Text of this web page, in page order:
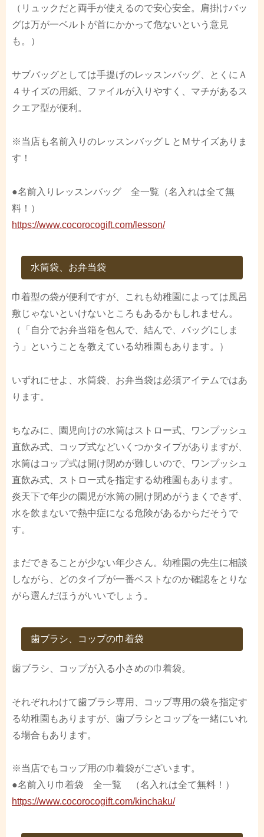
（リュックだと両手が使えるので安心安全。肩掛けバッ
グは万が一ベルトが首にかかって危ないという意見
も。）
サブバッグとしては手提げのレッスンバッグ、とくにＡ
４サイズの用紙、ファイルが入りやすく、マチがあるス
クエア型が便利。
※当店も名前入りのレッスンバッグＬとＭサイズありま
す！
●名前入りレッスンバッグ 全一覧（名入れは全て無
料！）
https://www.cocorocogift.com/lesson/
水筒袋、お弁当袋
巾着型の袋が便利ですが、これも幼稚園によっては風呂
敷じゃないといけないところもあるかもしれません。
（「自分でお弁当箱を包んで、結んで、バッグにしま
う」ということを教えている幼稚園もあります。）
いずれにせよ、水筒袋、お弁当袋は必須アイテムではあ
ります。
ちなみに、園児向けの水筒はストロー式、ワンプッシュ
直飲み式、コップ式などいくつかタイプがありますが、
水筒はコップ式は開け閉めが難しいので、ワンプッシュ
直飲み式、ストロー式を指定する幼稚園もあります。
炎天下で年少の園児が水筒の開け閉めがうまくできず、
水を飲まないで熱中症になる危険があるからだそうで
す。
まだできることが少ない年少さん。幼稚園の先生に相談
しながら、どのタイプが一番ベストなのか確認をとりな
がら選んだほうがいいでしょう。
歯ブラシ、コップの巾着袋
歯ブラシ、コップが入る小さめの巾着袋。
それぞれわけて歯ブラシ専用、コップ専用の袋を指定す
る幼稚園もありますが、歯ブラシとコップを一緒にいれ
る場合もあります。
※当店でもコップ用の巾着袋がございます。
●名前入り巾着袋 全一覧 （名入れは全て無料！）
https://www.cocorocogift.com/kinchaku/